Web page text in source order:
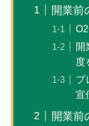
開業前
開
度
プ
宣
開業前